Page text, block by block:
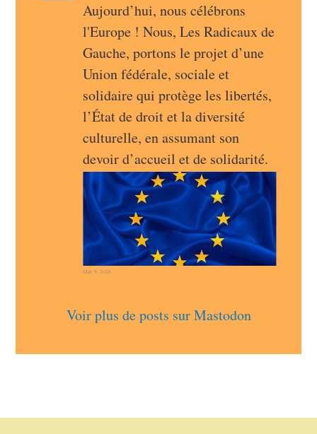
Aujourd’hui, nous célébrons
l'Europe ! Nous, Les Radicaux de
Gauche, portons le projet d’une
Union fédérale, sociale et
solidaire qui protège les libertés,
l’État de droit et la diversité
culturelle, en assumant son
devoir d’accueil et de solidarité.
May 9, 2026
Voir plus de posts sur Mastodon